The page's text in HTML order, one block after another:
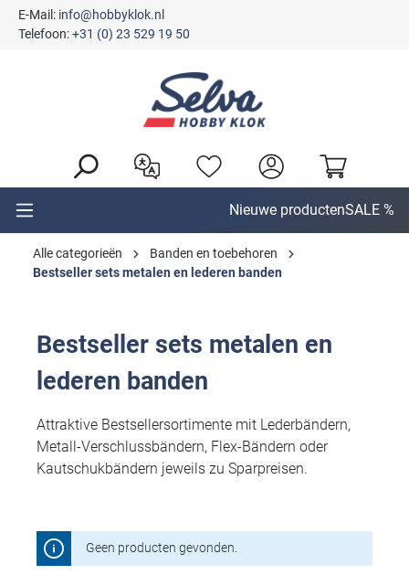
E-Mail: info@hobbyklok.nl
Telefoon:+31 (0) 23 529 19 50
Nieuwe productenSALE %
Alle categorieën
Banden en toebehoren
Bestseller sets metalen en lederen banden
Bestseller sets metalen en
lederen banden
Attraktive Bestsellersortimente mit Lederbändern,
Metall-Verschlussbändern, Flex-Bändern oder
Kautschukbändern jeweils zu Sparpreisen.
Geen producten gevonden.